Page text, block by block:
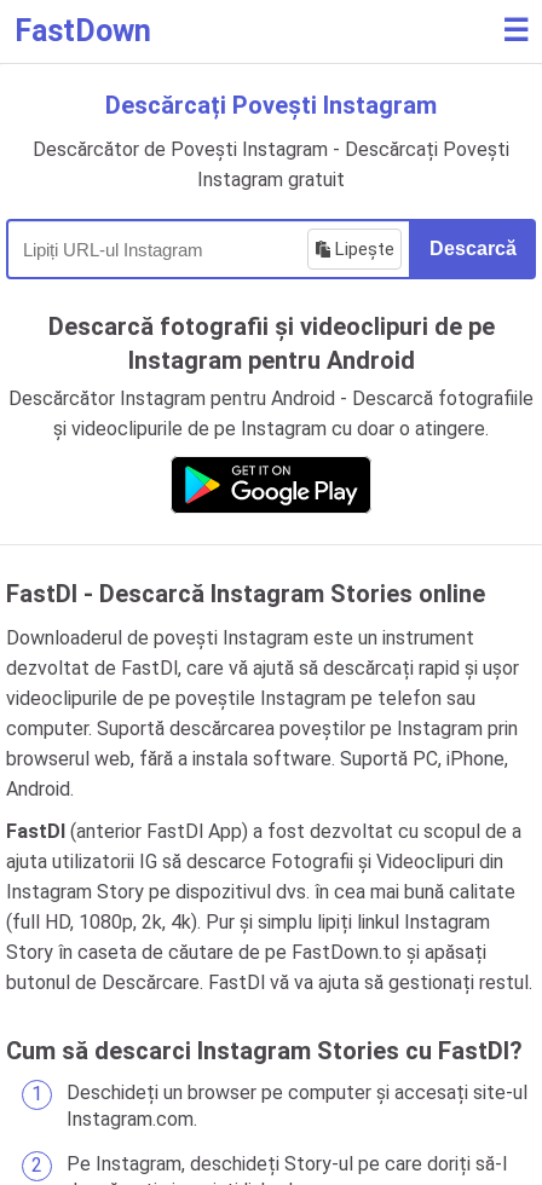
FastDown ☰
Descărcați Povești Instagram
Descărcător de Povești Instagram - Descărcați Povești
Instagram gratuit
Lipește Descarcă
Descarcă fotografii și videoclipuri de pe
Instagram pentru Android
Descărcător Instagram pentru Android - Descarcă fotografiile
și videoclipurile de pe Instagram cu doar o atingere.
FastDl - Descarcă Instagram Stories online
Downloaderul de povești Instagram este un instrument
dezvoltat de FastDl, care vă ajută să descărcați rapid și ușor
videoclipurile de pe poveștile Instagram pe telefon sau
computer. Suportă descărcarea poveștilor pe Instagram prin
browserul web, fără a instala software. Suportă PC, iPhone,
Android.
FastDl (anterior FastDl App) a fost dezvoltat cu scopul de a
ajuta utilizatorii IG să descarce Fotografii și Videoclipuri din
Instagram Story pe dispozitivul dvs. în cea mai bună calitate
(full HD, 1080p, 2k, 4k). Pur și simplu lipiți linkul Instagram
Story în caseta de căutare de pe FastDown.to și apăsați
butonul de Descărcare. FastDl vă va ajuta să gestionați restul.
Cum să descarci Instagram Stories cu FastDl?
Deschideți un browser pe computer și accesați site-ul
Instagram.com.
Pe Instagram, deschideți Story-ul pe care doriți să-l